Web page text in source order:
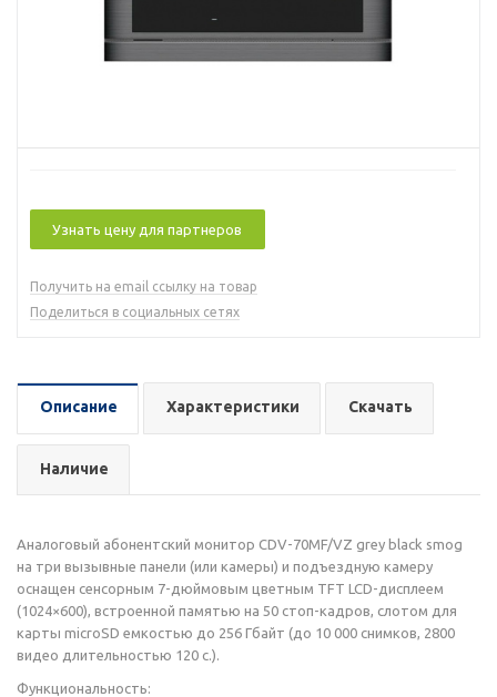
Узнать цену для партнеров
Получить на email ссылку на товар
Поделиться в социальных сетях
Описание Характеристики Скачать
Наличие
Аналоговый абонентский монитор CDV-70MF/VZ grey black smog
на три вызывные панели (или камеры) и подъездную камеру
оснащен сенсорным 7-дюймовым цветным TFT LCD-дисплеем
(1024×600), встроенной памятью на 50 стоп-кадров, слотом для
карты microSD емкостью до 256 Гбайт (до 10 000 снимков, 2800
видео длительностью 120 с.).
Функциональность: